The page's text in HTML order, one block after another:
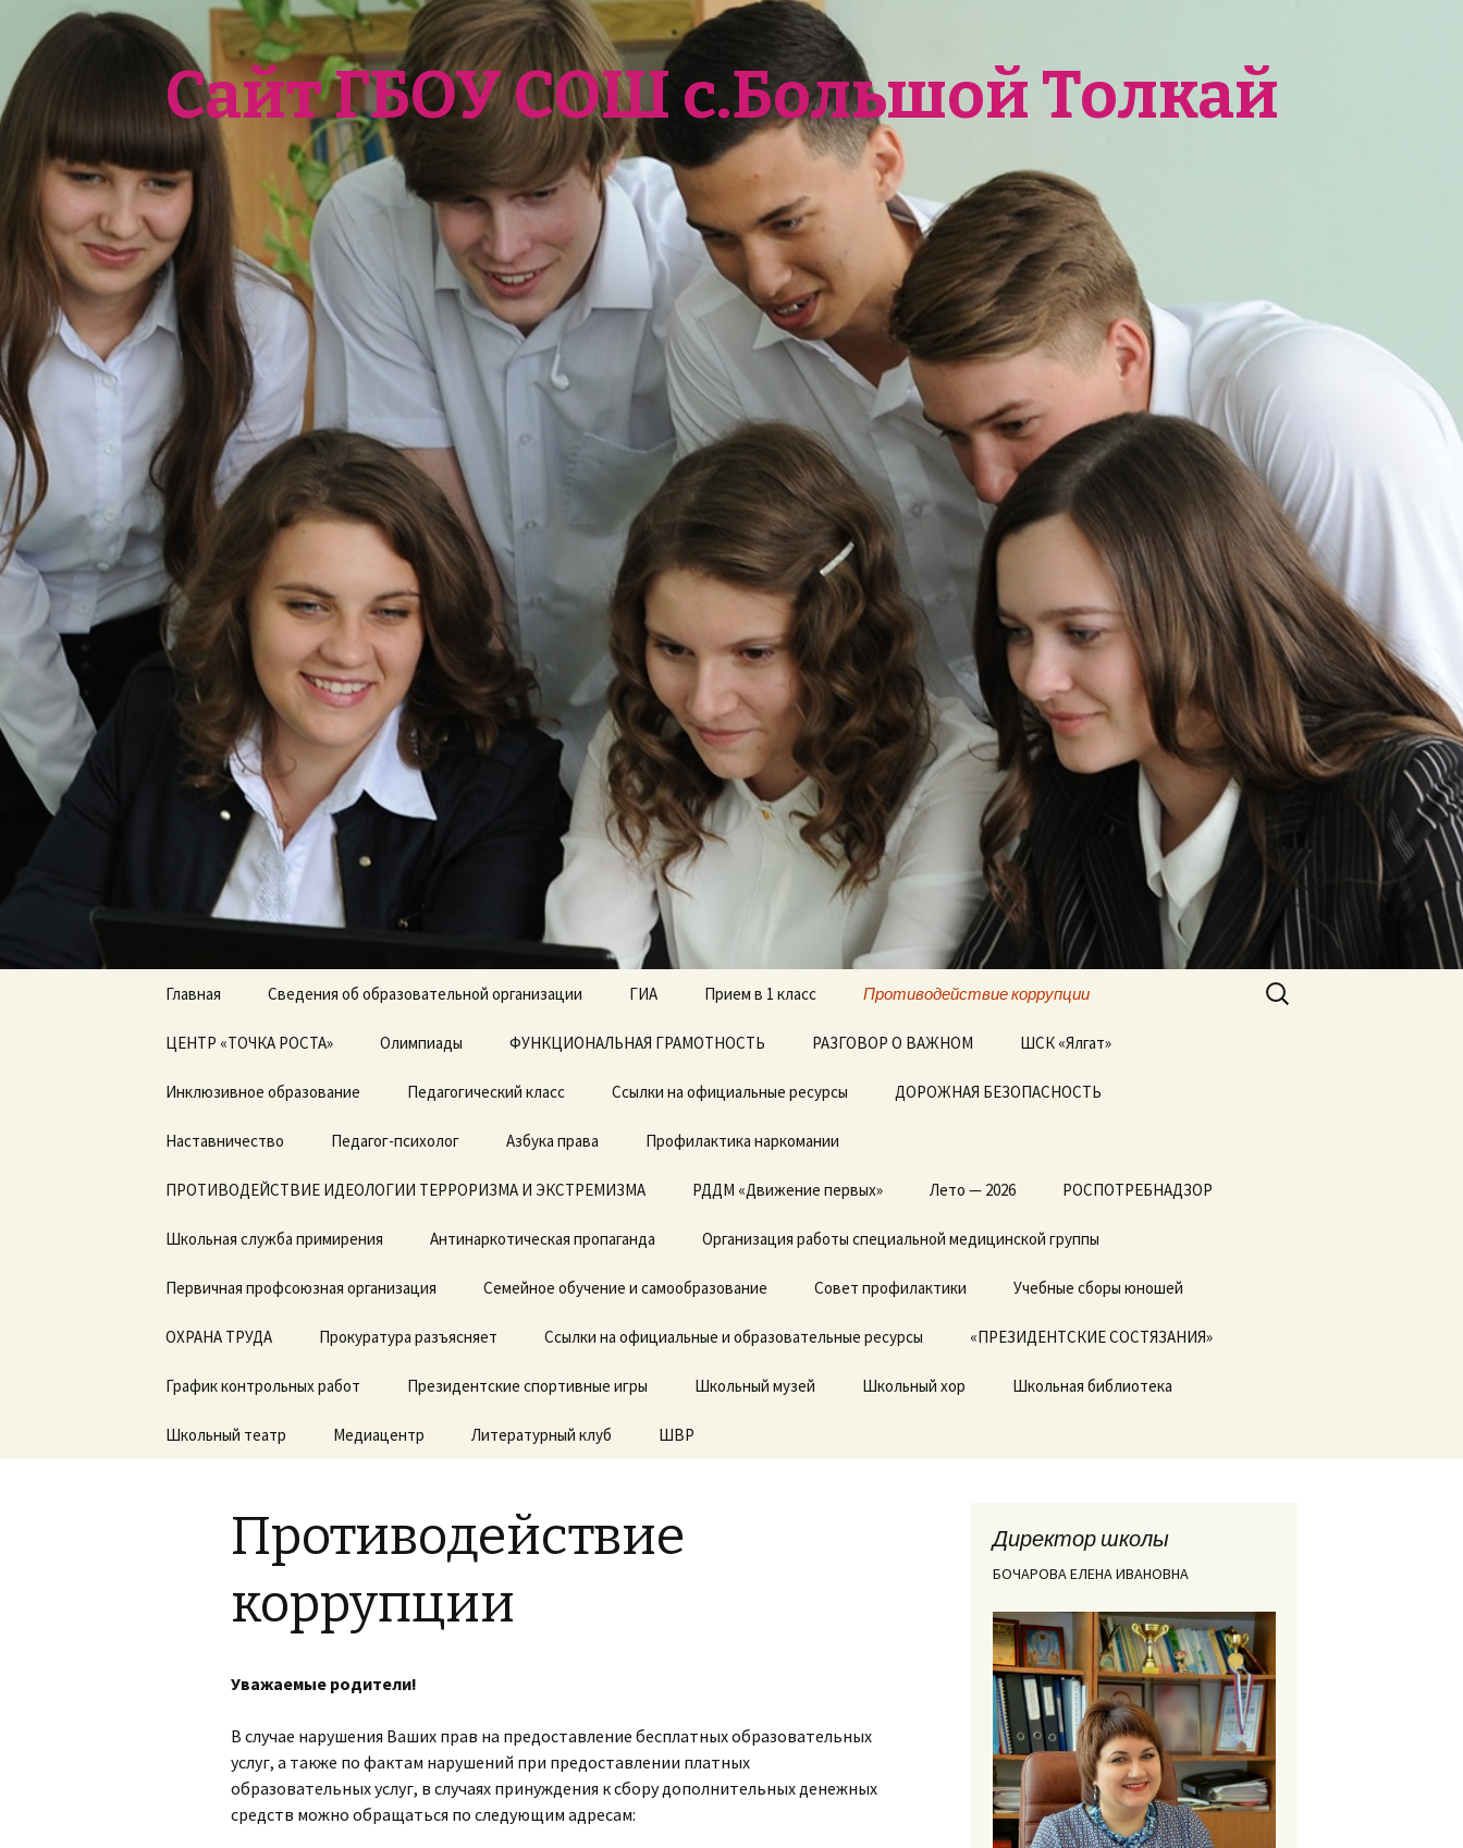
Сайт ГБОУ СОШ с.Большой Толкай
содержимому
Главная Сведения об образовательной организации
Основные сведения
Структура и органы
управления
организацией
Документы Локальные акты
Отчет о результатах
самообследования
Предписания органов,
государственный
отчеты об исполнении
предписаний
Государственные
Образование
Образовательные
стандарты и
оснащенность
образовательного
процесса.Доступная
среда.
Платные
образовательные
Финансово-
деятельность
Вакантные места для
приема (перевода)
ГИА
ЕГЭ
ОГЭ
Прием в 1 класс
Архив документов в 1
Противодействие коррупции
ЦЕНТР «ТОЧКА РОСТА»
Общая информация о
центре «Точка роста»
Образовательные
техническая база
Режим занятий
Мероприятия
Обратная связь,
Фотогалерея
Олимпиады ФУНКЦИОНАЛЬНАЯ ГРАМОТНОСТЬ РАЗГОВОР О ВАЖНОМ ШСК «Ялгат»
Всероссийские
Инклюзивное образование
Дорожная карта по
ДОГОВОРЫ о
Педагогический класс Ссылки на официальные ресурсы ДОРОЖНАЯ БЕЗОПАСНОСТЬ
Наставничество Педагог-психолог Азбука права Профилактика наркомании
ПРОТИВОДЕЙСТВИЕ ИДЕОЛОГИИ ТЕРРОРИЗМА И ЭКСТРЕМИЗМА РДДМ «Движение первых» Лето — 2026 РОСПОТРЕБНАДЗОР
Школьная служба примирения Антинаркотическая пропаганда Организация работы специальной медицинской группы
Первичная профсоюзная организация Семейное обучение и самообразование Совет профилактики Учебные сборы юношей
ОХРАНА ТРУДА Прокуратура разъясняет Ссылки на официальные и образовательные ресурсы «ПРЕЗИДЕНТСКИЕ СОСТЯЗАНИЯ»
График контрольных работ Президентские спортивные игры Школьный музей Школьный хор Школьная библиотека
Школьный театр Медиацентр Литературный клуб ШВР
Найти:
Противодействие
коррупции
Уважаемые родители!
В случае нарушения Ваших прав на предоставление бесплатных образовательных
услуг, а также по фактам нарушений при предоставлении платных
образовательных услуг, в случаях принуждения к сбору дополнительных денежных
средств можно обращаться по следующим адресам:
Директор школы
БОЧАРОВА ЕЛЕНА ИВАНОВНА